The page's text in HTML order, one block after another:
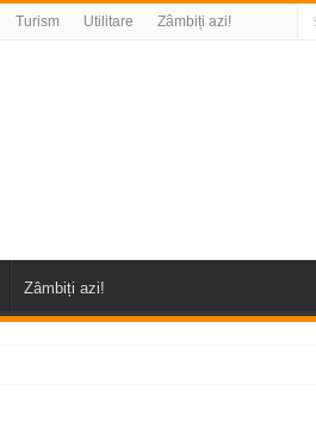
Turism Utilitare Zâmbiți azi!
Zâmbiți azi!